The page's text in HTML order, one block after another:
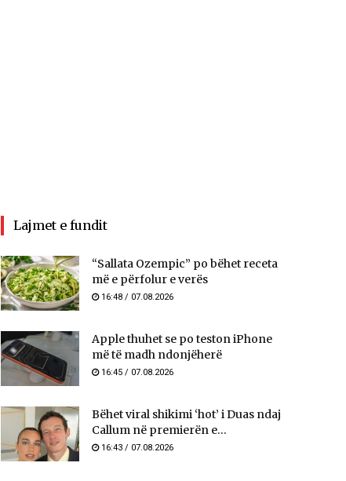
Lajmet e fundit
“Sallata Ozempic” po bëhet receta
më e përfolur e verës
16:48 / 07.08.2026
Apple thuhet se po teston iPhone
më të madh ndonjëherë
16:45 / 07.08.2026
Bëhet viral shikimi ‘hot’ i Duas ndaj
Callum në premierën e...
16:43 / 07.08.2026